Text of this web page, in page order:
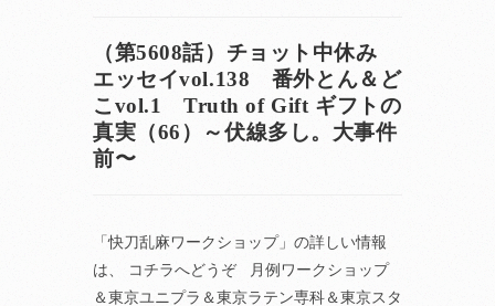
（第5608話）チョット中休み
エッセイvol.138 番外とん＆ど
こvol.1 Truth of Gift ギフトの
真実（66）～伏線多し。大事件
前〜
「快刀乱麻ワークショップ」の詳しい情報
は、 コチラへどうぞ 月例ワークショップ
＆東京ユニプラ＆東京ラテン専科＆東京スタ